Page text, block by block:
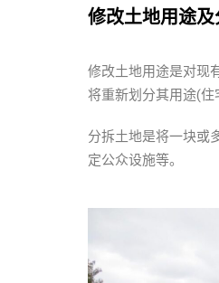
修改土地用途
修改土地用途是对现
将重新划分其用途(住
分拆土地是将一块或
定公众设施等。